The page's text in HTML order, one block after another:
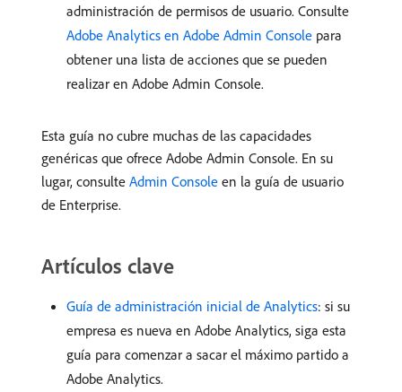
administración de permisos de usuario. Consulte
Adobe Analytics en Adobe Admin Console para
obtener una lista de acciones que se pueden
realizar en Adobe Admin Console.
Esta guía no cubre muchas de las capacidades
genéricas que ofrece Adobe Admin Console. En su
lugar, consulte Admin Console en la guía de usuario
de Enterprise.
Artículos clave
Guía de administración inicial de Analytics: si su
empresa es nueva en Adobe Analytics, siga esta
guía para comenzar a sacar el máximo partido a
Adobe Analytics.